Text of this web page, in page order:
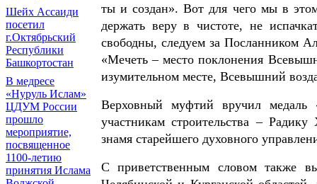
Шейх Ассаиди
посетил
г.Октябрьский
Республики
Башкортостан
В медресе
«Нуруль Ислам»
ЦДУМ России
прошло
мероприятие,
посвященное
1100-летию
принятия Ислама
ты и создан». Вот для чего мы в
держать веру в чистоте, не
свободны, следуем за Посланником
«Мечеть – место поклонения
изумительном месте, Всевышний
Верховный муфтий вручил
участникам строительства –
знамя старейшего духовного
С приветственным словом также